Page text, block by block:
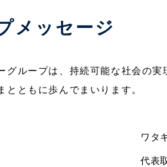
メッセージ
グループは、持続可能な社会の
とともに歩んでまいります。
ワタ
代表